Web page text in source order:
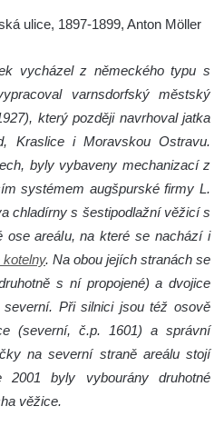
ulice, 1897-1899, Anton Möller
vycházel z německého typu s
varnsdorfský městský
který později navrhoval jatka
Kraslice i Moravskou Ostravu.
byly vybaveny mechanizací z
systémem augšpurské firmy L.
chladírny s šestipodlažní věžicí s
ose areálu, na které se nachází i
. Na obou jejích stranách se
s ní propojené) a dvojice
Při silnici jsou též osově
(severní, č.p. 1601) a správní
na severní straně areálu stojí
byly vybourány druhotné
věžice.